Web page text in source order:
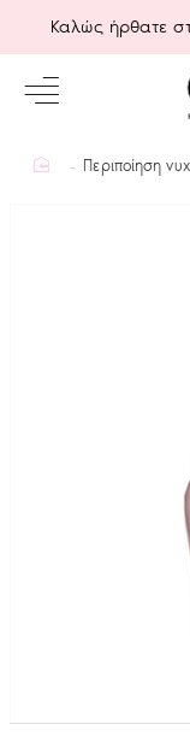
Καλώς ήρθατε
homeΠεριποίηση